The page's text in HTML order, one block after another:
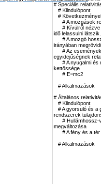
# Speciális
# Kiindulópont
#
# A mozgások
# Kívülről
idő lelassulni látszik.
# A mozgó
irányában
# Az
egyidejűségnek
# A nyugalmi
kettőssége
# E=mc2
# Alkalmazások
# Általános
# Kiindulópont
# A gyorsuló és a
rendszerek
# Hullámhossz-
megváltozása
# A fény és a
# Alkalmazások